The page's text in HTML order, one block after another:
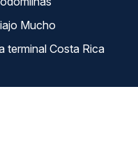
Mucho
La terminal Costa Rica